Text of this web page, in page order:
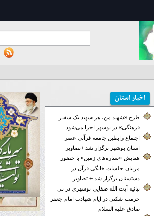
اخبار استان
طرح «شهید من، هر شهید یک سفیر
فرهنگی» در بوشهر اجرا می‌شود
اجتماع رابطین جامعه قرآنی عصر
استان بوشهر برگزار شد +تصاویر
همایش «ستاره‌های زمین» با حضور
مربیان جلسات خانگی قرآن در
دشتستان برگزار شد + تصاویر
بیانیه آیت الله صفایی بوشهری در پی
حرمت شکنی در ایام شهادت امام جعفر
صادق علیه السلام